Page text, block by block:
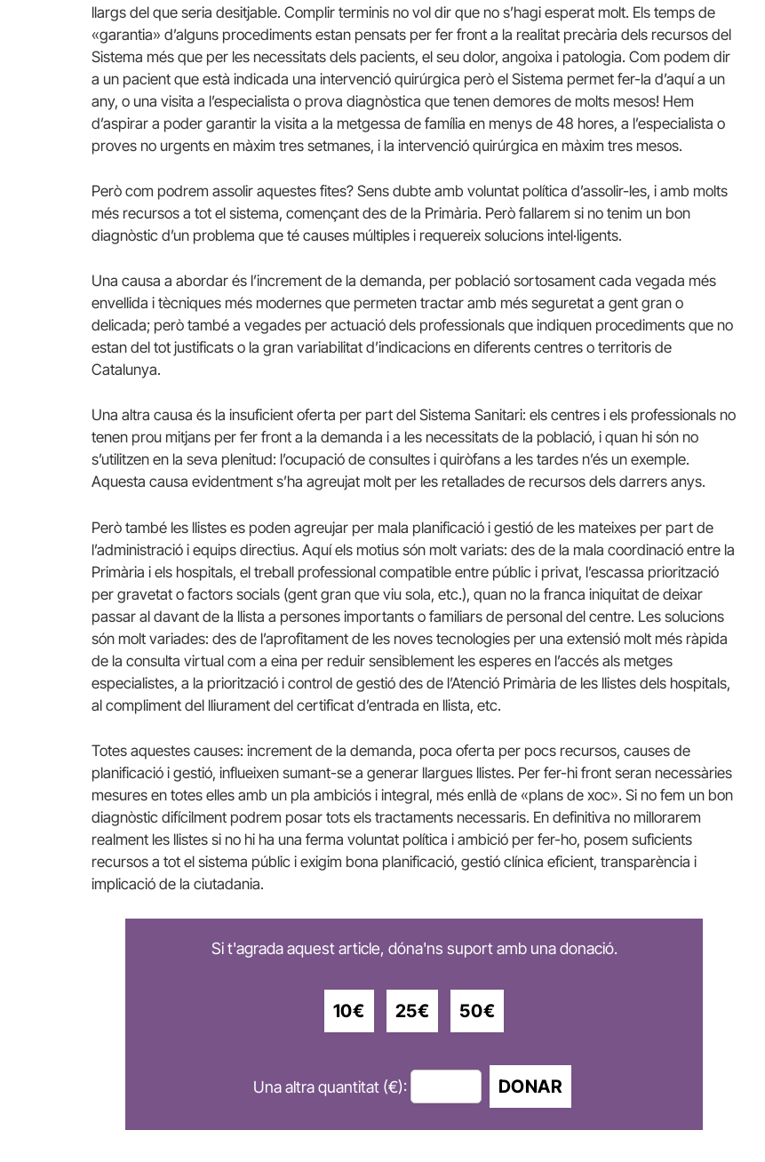
llargs del que seria desitjable. Complir terminis no vol dir que no s’hagi esperat molt. Els temps de
«garantia» d’alguns procediments estan pensats per fer front a la realitat precària dels recursos del
Sistema més que per les necessitats dels pacients, el seu dolor, angoixa i patologia. Com podem dir
a un pacient que està indicada una intervenció quirúrgica però el Sistema permet fer-la d’aquí a un
any, o una visita a l’especialista o prova diagnòstica que tenen demores de molts mesos! Hem
d’aspirar a poder garantir la visita a la metgessa de família en menys de 48 hores, a l’especialista o
proves no urgents en màxim tres setmanes, i la intervenció quirúrgica en màxim tres mesos.
Però com podrem assolir aquestes fites? Sens dubte amb voluntat política d’assolir-les, i amb molts
més recursos a tot el sistema, començant des de la Primària. Però fallarem si no tenim un bon
diagnòstic d’un problema que té causes múltiples i requereix solucions intel·ligents.
Una causa a abordar és l’increment de la demanda, per població sortosament cada vegada més
envellida i tècniques més modernes que permeten tractar amb més seguretat a gent gran o
delicada; però també a vegades per actuació dels professionals que indiquen procediments que no
estan del tot justificats o la gran variabilitat d’indicacions en diferents centres o territoris de
Catalunya.
Una altra causa és la insuficient oferta per part del Sistema Sanitari: els centres i els professionals no
tenen prou mitjans per fer front a la demanda i a les necessitats de la població, i quan hi són no
s’utilitzen en la seva plenitud: l’ocupació de consultes i quiròfans a les tardes n’és un exemple.
Aquesta causa evidentment s’ha agreujat molt per les retallades de recursos dels darrers anys.
Però també les llistes es poden agreujar per mala planificació i gestió de les mateixes per part de
l’administració i equips directius. Aquí els motius són molt variats: des de la mala coordinació entre la
Primària i els hospitals, el treball professional compatible entre públic i privat, l’escassa priorització
per gravetat o factors socials (gent gran que viu sola, etc.), quan no la franca iniquitat de deixar
passar al davant de la llista a persones importants o familiars de personal del centre. Les solucions
són molt variades: des de l’aprofitament de les noves tecnologies per una extensió molt més ràpida
de la consulta virtual com a eina per reduir sensiblement les esperes en l’accés als metges
especialistes, a la priorització i control de gestió des de l’Atenció Primària de les llistes dels hospitals,
al compliment del lliurament del certificat d’entrada en llista, etc.
Totes aquestes causes: increment de la demanda, poca oferta per pocs recursos, causes de
planificació i gestió, influeixen sumant-se a generar llargues llistes. Per fer-hi front seran necessàries
mesures en totes elles amb un pla ambiciós i integral, més enllà de «plans de xoc». Si no fem un bon
diagnòstic difícilment podrem posar tots els tractaments necessaris. En definitiva no millorarem
realment les llistes si no hi ha una ferma voluntat política i ambició per fer-ho, posem suficients
recursos a tot el sistema públic i exigim bona planificació, gestió clínica eficient, transparència i
implicació de la ciutadania.
Si t'agrada aquest article, dóna'ns suport amb una donació.
10€ 25€ 50€
Una altra quantitat (€): DONAR